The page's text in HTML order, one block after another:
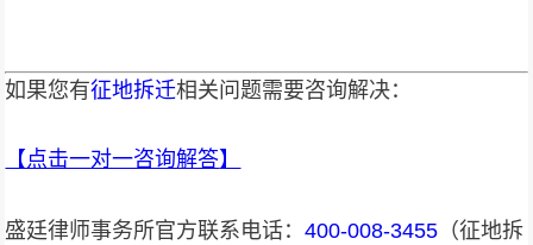
如果您有征地拆迁相关问题需要咨询解决：
【点击一对一咨询解答】
盛廷律师事务所官方联系电话：400-008-3455 （征地拆